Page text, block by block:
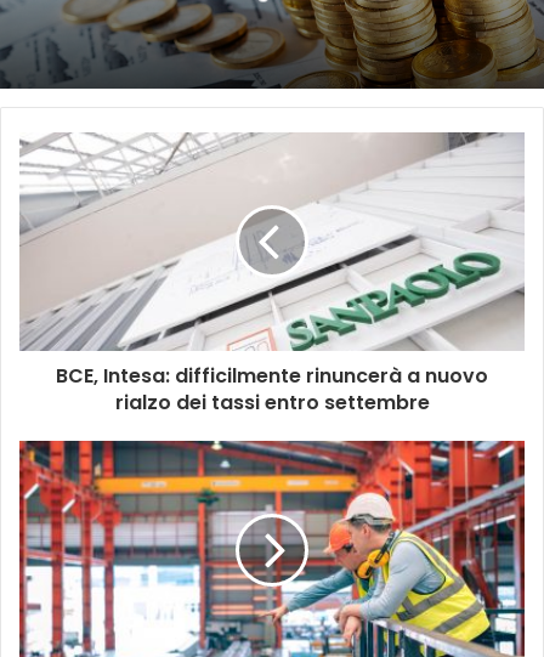
BCE, Intesa: difficilmente rinuncerà a nuovo
rialzo dei tassi entro settembre